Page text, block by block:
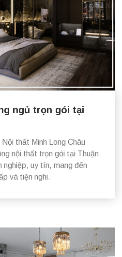
ngủ trọn gói tại
thất Minh Long Châu
nội thất trọn gói tại Thuận
nghiệp, uy tín, mang đến
và tiện nghi.